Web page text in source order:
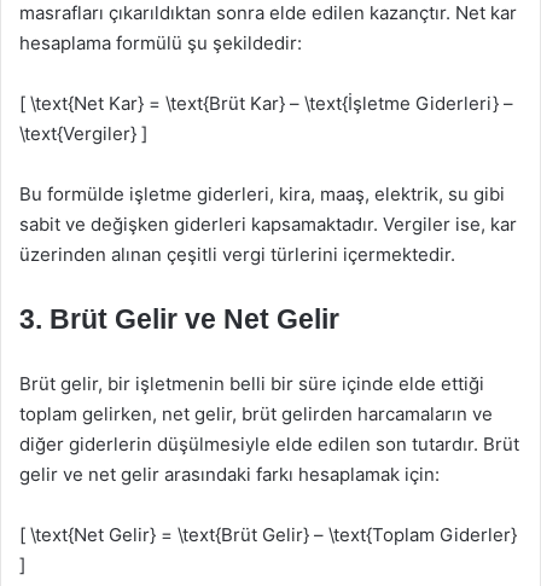
masrafları çıkarıldıktan sonra elde edilen kazançtır. Net kar
hesaplama formülü şu şekildedir:
[ \text{Net Kar} = \text{Brüt Kar} – \text{İşletme Giderleri} –
\text{Vergiler} ]
Bu formülde işletme giderleri, kira, maaş, elektrik, su gibi
sabit ve değişken giderleri kapsamaktadır. Vergiler ise, kar
üzerinden alınan çeşitli vergi türlerini içermektedir.
3. Brüt Gelir ve Net Gelir
Brüt gelir, bir işletmenin belli bir süre içinde elde ettiği
toplam gelirken, net gelir, brüt gelirden harcamaların ve
diğer giderlerin düşülmesiyle elde edilen son tutardır. Brüt
gelir ve net gelir arasındaki farkı hesaplamak için:
[ \text{Net Gelir} = \text{Brüt Gelir} – \text{Toplam Giderler}
]